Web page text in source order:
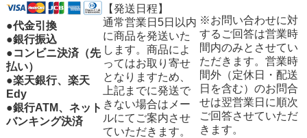
●代金引換
●銀行振込
●コンビニ決済（先
払い）
●楽天銀行、楽天
Edy
●銀行ATM、ネット
バンキング決済
【発送日程】
通常営業日5日以内
に商品を発送いた
します。商品によ
ってはお取り寄せ
となりますため、
上記までに発送で
きない場合はメー
ルにてご案内させ
ていただきます。
※お問い合わせに対
するご回答は営業時
間内のみとさせてい
ただきます。営業時
間外（定休日・配送
日を含む）のお問合
せは翌営業日に順次
ご回答させていただ
きます。